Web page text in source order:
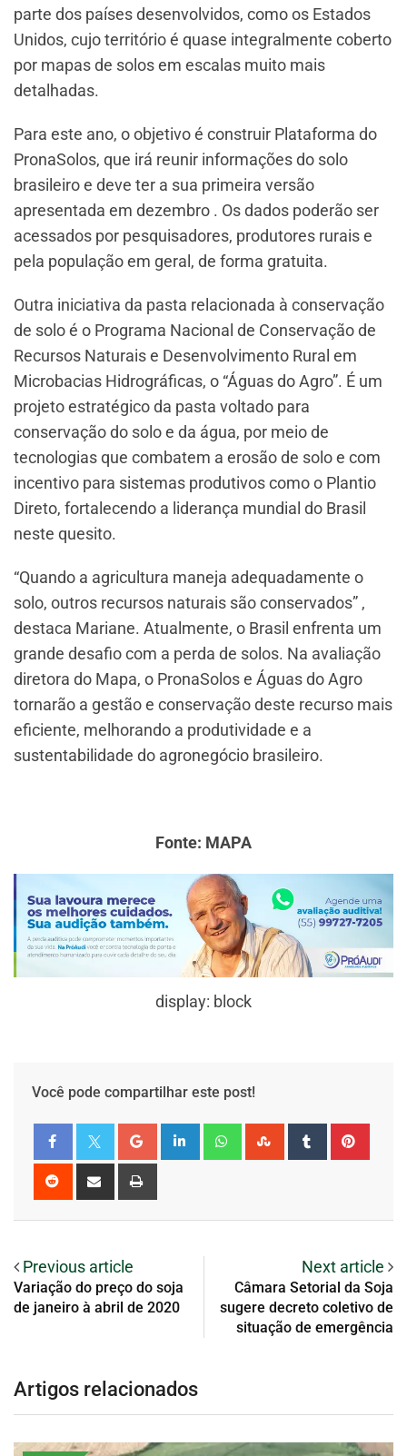
parte dos países desenvolvidos, como os Estados
Unidos, cujo território é quase integralmente coberto
por mapas de solos em escalas muito mais
detalhadas.
Para este ano, o objetivo é construir Plataforma do
PronaSolos, que irá reunir informações do solo
brasileiro e deve ter a sua primeira versão
apresentada em dezembro . Os dados poderão ser
acessados por pesquisadores, produtores rurais e
pela população em geral, de forma gratuita.
Outra iniciativa da pasta relacionada à conservação
de solo é o Programa Nacional de Conservação de
Recursos Naturais e Desenvolvimento Rural em
Microbacias Hidrográficas, o “Águas do Agro”. É um
projeto estratégico da pasta voltado para
conservação do solo e da água, por meio de
tecnologias que combatem a erosão de solo e com
incentivo para sistemas produtivos como o Plantio
Direto, fortalecendo a liderança mundial do Brasil
neste quesito.
“Quando a agricultura maneja adequadamente o
solo, outros recursos naturais são conservados” ,
destaca Mariane. Atualmente, o Brasil enfrenta um
grande desafio com a perda de solos. Na avaliação
diretora do Mapa, o PronaSolos e Águas do Agro
tornarão a gestão e conservação deste recurso mais
eficiente, melhorando a produtividade e a
sustentabilidade do agronegócio brasileiro.
Fonte: MAPA
display: block
Você pode compartilhar este post!
Previous article
Variação do preço do soja
de janeiro à abril de 2020
Next article
Câmara Setorial da Soja
sugere decreto coletivo de
situação de emergência
Artigos relacionados